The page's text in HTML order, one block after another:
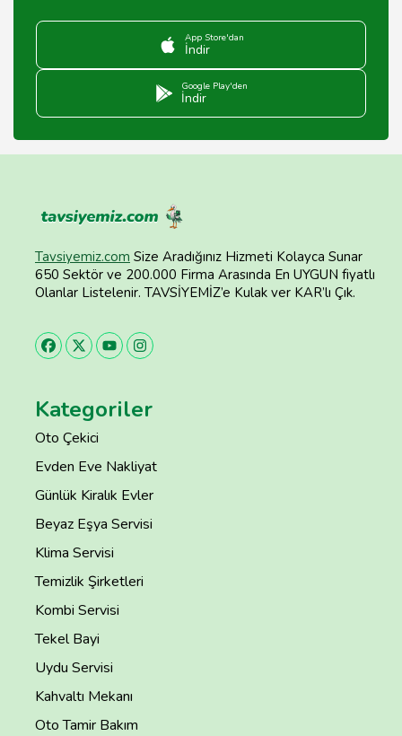
App Store'dan
İndir
Google Play'den
İndir
Tavsiyemiz.com Size Aradığınız Hizmeti Kolayca Sunar
650 Sektör ve 200.000 Firma Arasında En UYGUN fiyatlı
Olanlar Listelenir. TAVSİYEMİZ’e Kulak ver KAR’lı Çık.
Kategoriler
Oto Çekici
Evden Eve Nakliyat
Günlük Kiralık Evler
Beyaz Eşya Servisi
Klima Servisi
Temizlik Şirketleri
Kombi Servisi
Tekel Bayi
Uydu Servisi
Kahvaltı Mekanı
Oto Tamir Bakım